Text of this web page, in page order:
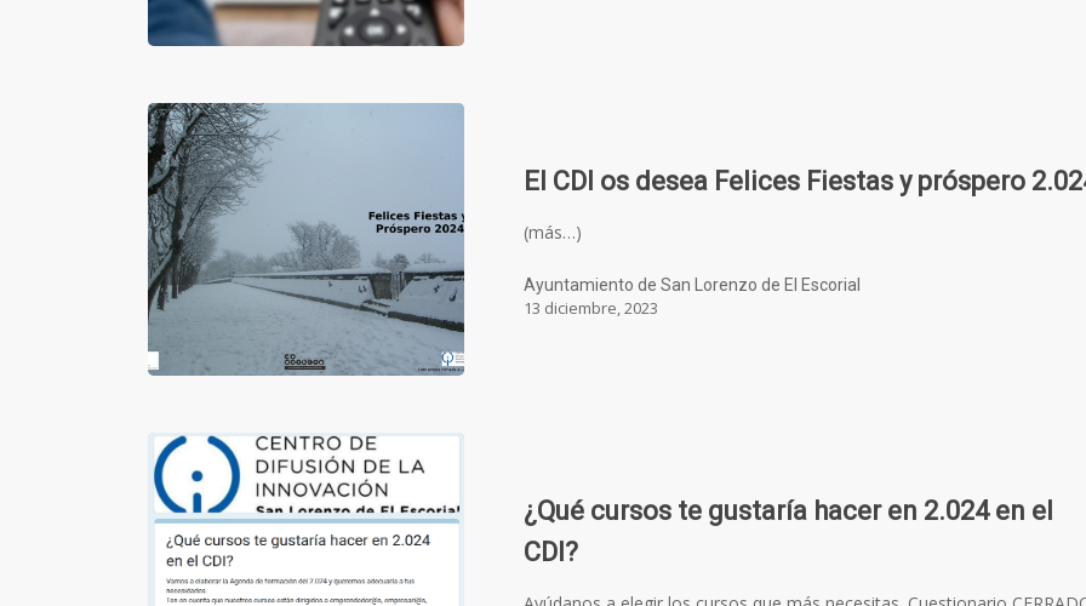
El CDI os desea Felices Fiestas y próspero
(más…)
Ayuntamiento de San Lorenzo de El Escorial
13 diciembre, 2023
¿Qué cursos te gustaría hacer en 2.024 en el
CDI?